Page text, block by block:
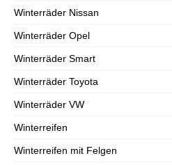
Winterräder Nissan
Winterräder Opel
Winterräder Smart
Winterräder Toyota
Winterräder VW
Winterreifen
Winterreifen mit Felgen